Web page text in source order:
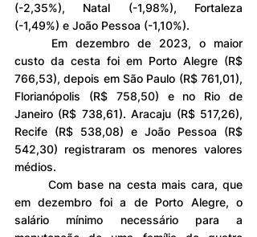
(-2,35%), Natal (-1,98%), Fortaleza
(-1,49%) e João Pessoa (-1,10%).
custo da cesta foi em Porto Alegre (R$
766,53), depois em São Paulo (R$ 761,01),
Florianópolis (R$ 758,50) e no Rio de
Janeiro (R$ 738,61). Aracaju (R$ 517,26),
Recife (R$ 538,08) e João Pessoa (R$
542,30) registraram os menores valores
médios.
	Com base na cesta mais cara, que
em dezembro foi a de Porto Alegre, o
salário mínimo necessário para a